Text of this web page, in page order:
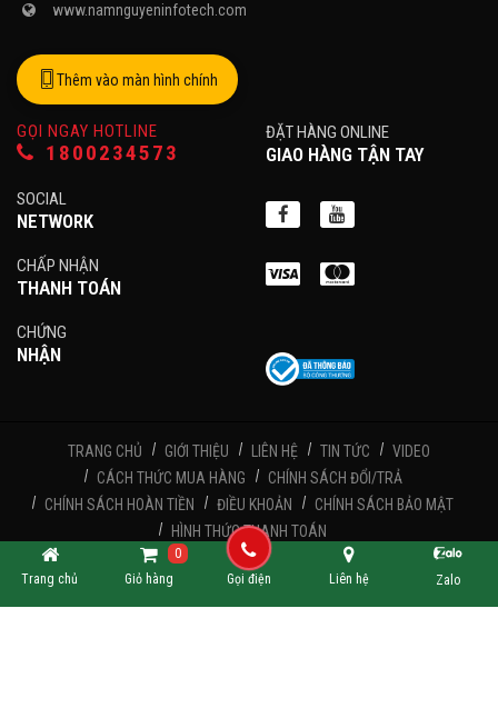
www.namnguyeninfotech.com
Thêm vào màn hình chính
GỌI NGAY HOTLINE
1800234573
ĐẶT HÀNG ONLINE
GIAO HÀNG TẬN TAY
SOCIAL
NETWORK
CHẤP NHẬN
THANH TOÁN
CHỨNG
NHẬN
TRANG CHỦ GIỚI THIỆU LIÊN HỆ TIN TỨC
VIDEO
CÁCH THỨC MUA HÀNG
CHÍNH SÁCH ĐỔI/TRẢ
CHÍNH SÁCH HOÀN TIỀN
ĐIỀU KHOẢN
CHÍNH SÁCH BẢO MẬT
HÌNH THỨC THANH TOÁN
Trang chủ Giỏ hàng
0
Gọi điện
Liên hệ Zalo